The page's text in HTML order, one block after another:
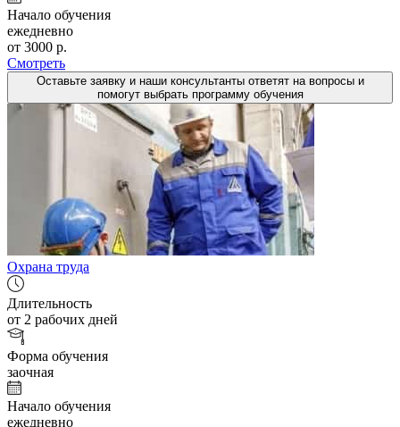
Начало обучения
ежедневно
от 3000 р.
Смотреть
Оставьте заявку и наши консультанты ответят на вопросы и
помогут выбрать программу обучения
Охрана труда
Длительность
от 2 рабочих дней
Форма обучения
заочная
Начало обучения
ежедневно